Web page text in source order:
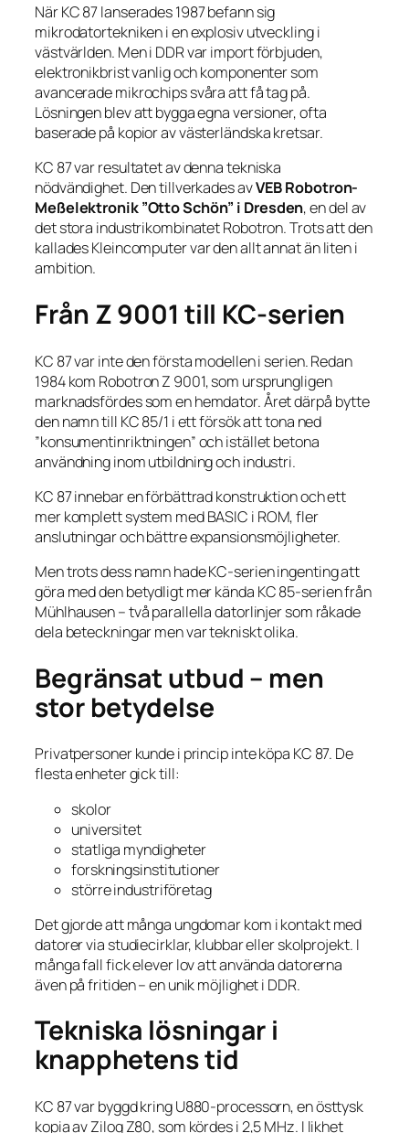
När KC 87 lanserades 1987 befann sig
mikrodatortekniken i en explosiv utveckling i
västvärlden. Men i DDR var import förbjuden,
elektronikbrist vanlig och komponenter som
avancerade mikrochips svåra att få tag på.
Lösningen blev att bygga egna versioner, ofta
baserade på kopior av västerländska kretsar.
KC 87 var resultatet av denna tekniska
nödvändighet. Den tillverkades avVEB Robotron-
Meßelektronik ”Otto Schön” i Dresden, en del av
det stora industrikombinatet Robotron. Trots att den
kalladesKleincomputervar den allt annat än liten i
ambition.
Från Z 9001 till KC-serien
KC 87 var inte den första modellen i serien. Redan
1984 kom Robotron Z 9001, som ursprungligen
marknadsfördes som en hemdator. Året därpå bytte
den namn till KC 85/1 i ett försök att tona ned
”konsumentinriktningen” och istället betona
användning inom utbildning och industri.
KC 87 innebar en förbättrad konstruktion och ett
mer komplett system med BASIC i ROM, fler
anslutningar och bättre expansionsmöjligheter.
Men trots dess namn hade KC-serien ingenting att
göra med den betydligt mer kända KC 85-serien från
Mühlhausen – två parallella datorlinjer som råkade
dela beteckningar men var tekniskt olika.
Begränsat utbud – men
stor betydelse
Privatpersoner kunde i princip inte köpa KC 87. De
flesta enheter gick till:
skolor
universitet
statliga myndigheter
forskningsinstitutioner
större industriföretag
Det gjorde att många ungdomar kom i kontakt med
datorer via studiecirklar, klubbar eller skolprojekt. I
många fall fick elever lov att använda datorerna
även på fritiden – en unik möjlighet i DDR.
Tekniska lösningar i
knapphetens tid
KC 87 var byggd kring U880-processorn, en östtysk
kopia av Zilog Z80, som kördes i 2,5 MHz. I likhet